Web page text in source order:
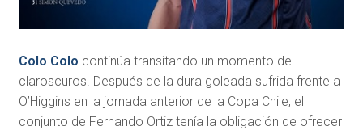
Colo Colo continúa transitando un momento de
claroscuros. Después de la dura goleada sufrida frente a
O’Higgins en la jornada anterior de la Copa Chile, el
conjunto de Fernando Ortiz tenía la obligación de ofrecer